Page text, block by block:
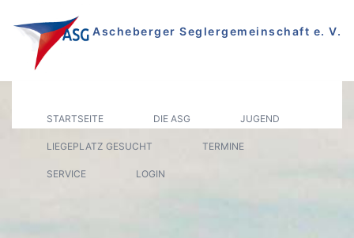
Inhalt
springen
Ascheberger Seglergemeinschaft e. V.
STARTSEITE DIE ASG JUGEND
LIEGEPLATZ GESUCHT TERMINE
SERVICE LOGIN